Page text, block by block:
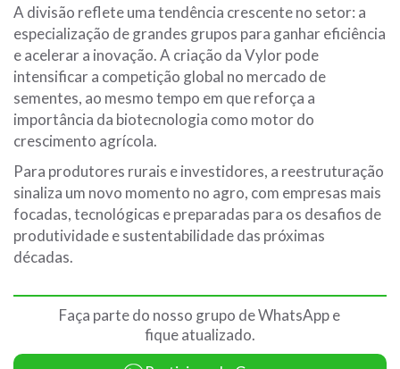
A divisão reflete uma tendência crescente no setor: a
especialização de grandes grupos para ganhar eficiência
e acelerar a inovação. A criação da Vylor pode
intensificar a competição global no mercado de
sementes, ao mesmo tempo em que reforça a
importância da biotecnologia como motor do
crescimento agrícola.
Para produtores rurais e investidores, a reestruturação
sinaliza um novo momento no agro, com empresas mais
focadas, tecnológicas e preparadas para os desafios de
produtividade e sustentabilidade das próximas
décadas.
Faça parte do nosso grupo de WhatsApp e
fique atualizado.